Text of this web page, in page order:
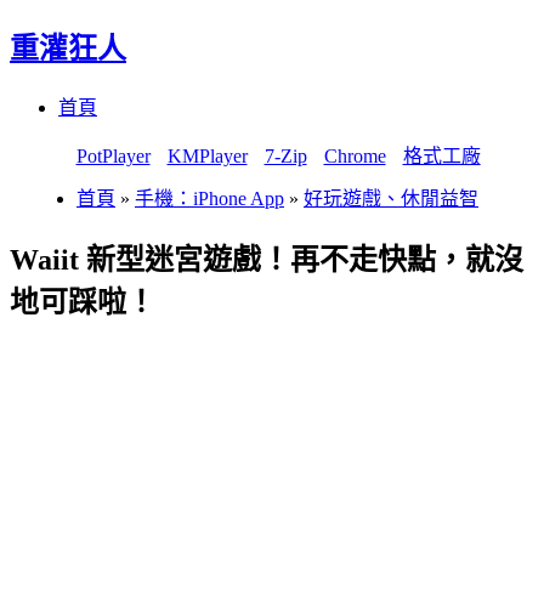
重灌狂人
首頁
PotPlayer KMPlayer 7-Zip Chrome 格式工廠
首頁 » 手機：iPhone App » 好玩遊戲、休閒益智
Waiit 新型迷宮遊戲！再不走快點，就沒
地可踩啦！